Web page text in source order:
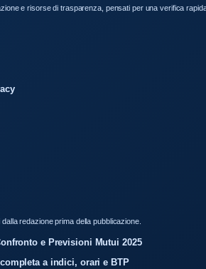
e risorse di trasparenza, pensati per una verifica
redazione prima della pubblicazione.
e Previsioni Mutui 2025
a indici, orari e BTP